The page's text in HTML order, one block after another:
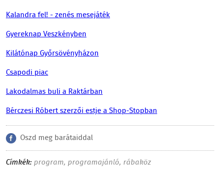
Kalandra fel! - zenés mesejáték
Gyereknap Veszkényben
Kilátónap Győrsövényházon
Csapodi piac
Lakodalmas buli a Raktárban
Bérczesi Róbert szerzői estje a Shop-Stopban
Oszd meg barátaiddal
Címkék: program, programajánló, rábaköz